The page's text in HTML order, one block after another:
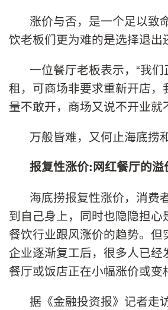
涨价与否，是一个足以致
饮老板们更为难的是选择退出
一位餐厅老板表示，“我
租，可商场非要求重新开店，
量不敢开，商场又说不开业就
万般皆难，又何止海底捞
报复性涨价:网红餐厅的溢
海底捞报复性涨价，消费
到自己身上，同时也隐隐担心
餐饮行业跟风涨价的趋势。但
企业逐渐复工后，很多人已经
餐厅或饭店正在小幅涨价或变
据《金融投资报》记者走